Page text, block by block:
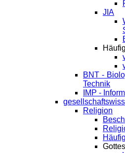
JIA
BNT -
Technik
IMP -
Religion